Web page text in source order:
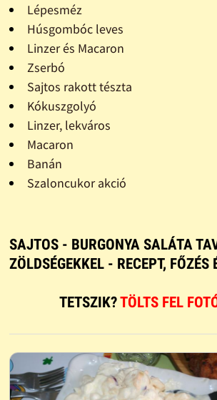
Lépesméz
Húsgombóc leves
Linzer és Macaron
Zserbó
Sajtos rakott tészta
Kókuszgolyó
Linzer, lekváros
Macaron
Banán
Szaloncukor akció
SAJTOS - BURGONYA SALÁTA
ZÖLDSÉGEKKEL - RECEPT, FŐZÉS
TETSZIK?TÖLTS FEL